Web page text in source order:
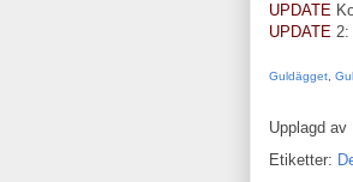
UPDATE
UPDATE 2:
Guldägget
Upplagd av
Etiketter: